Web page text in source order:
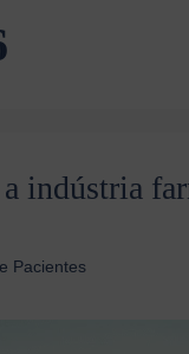
indústria
Pacientes